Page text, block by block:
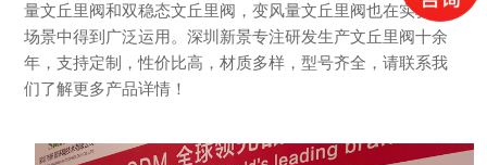
量文丘里阀和双稳态文丘里阀，变风量文丘里阀也在实验室
场景中得到广泛运用。深圳新景专注研发生产文丘里阀十余
年，支持定制，性价比高，材质多样，型号齐全，请联系我
们了解更多产品详情！